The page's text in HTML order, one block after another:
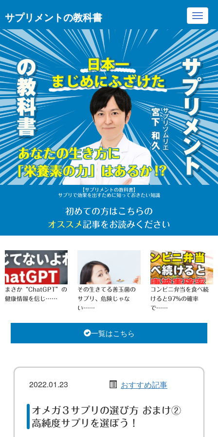
【サプリメントの教科書】
サプリで効果を出すために知っておきたい知識
サプリメントの教科書
初めての方はこちらの
オススメ記事をお読みください
まさか“ChatGPT”の
健康情報を信じ……
その生きてる善玉菌の
サプリ、危険じゃな
い……
コンビニ弁当を食べ続
けると97%の確率
で……
一覧はこちら
2022.01.23 おすすめ記事
オメガ３サプリの選び方 おまけ②
高純度サプリを選ぼう！